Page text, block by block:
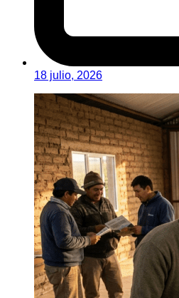
18 julio, 2026